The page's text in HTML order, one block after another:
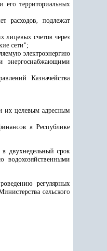
его территориальных
расходов, подлежат
лицевых счетов через
сети";
электроэнергию
энергоснабжающими
Казначейства
их целевым адресным
в Республике
двухнедельный срок
водохозяйственными
регулярных
сельского